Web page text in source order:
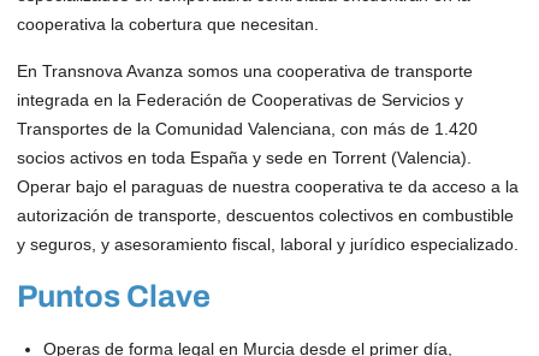
cooperativa la cobertura que necesitan.
En Transnova Avanza somos una cooperativa de transporte
integrada en la Federación de Cooperativas de Servicios y
Transportes de la Comunidad Valenciana, con más de 1.420
socios activos en toda España y sede en Torrent (Valencia).
Operar bajo el paraguas de nuestra cooperativa te da acceso a la
autorización de transporte, descuentos colectivos en combustible
y seguros, y asesoramiento fiscal, laboral y jurídico especializado.
Puntos Clave
Operas de forma legal en Murcia desde el primer día,